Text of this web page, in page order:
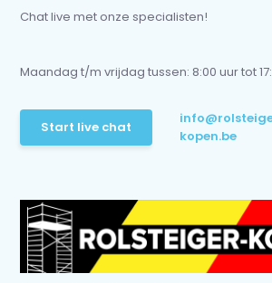
Chat live met onze specialisten!
Maandag t/m vrijdag tussen: 8:00 uur tot
Start live chat
kopen.be